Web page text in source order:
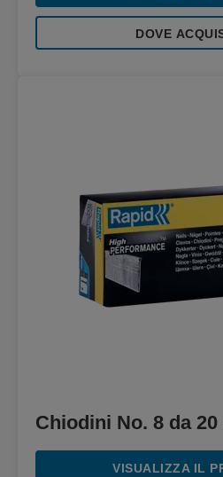
DOVE
Chiodini No. 8 da
VISUALIZZA IL